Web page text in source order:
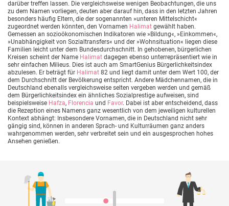
darüber treffen lassen. Die vergleichsweise wenigen Beobachtungen, die uns
zu dem Namen vorliegen, deuten aber darauf hin, dass in den letzten Jahren
besonders häufig Eltern, die der sogenannten »unteren Mittelschicht«
zugeordnet werden könnten, den Vornamen Halimat gewählt haben.
Gemessen an sozioökonomischen Indikatoren wie »Bildung«, »Einkommen«,
»Unabhängigkeit von Sozialtransfers« und der »Wohnsituation« liegen diese
Familien leicht unter dem Bundesdurchschnitt. In gehobenen, bürgerlichen
Kreisen scheint der Name Halimat dagegen ebenso unterrepräsentiert wie in
sehr einfachen Milieus. Dies ist auch am SmartGenius Bürgerlichkeitsindex
abzulesen. Er beträgt für Halimat 82 und liegt damit unter dem Wert 100, der
dem Durchschnitt der Bevölkerung entspricht. Andere Mädchennamen, die in
Deutschland ebenalls vergleichsweise selten vergeben werden und gemäß
dem Bürgerlichkeitsindex ein ähnliches Sozialprestige aufweisen, sind
beispielsweise Hafza, Florencia und Favor. Dabei ist aber entscheidend, dass
die Rezeption eines Namens ganz wesentlich von dem jeweiligen kulturellen
Kontext abhängt: Insbesondere Vornamen, die in Deutschland nicht sehr
gängig sind, können in anderen Sprach- und Kulturräumen ganz anders
wahrgenommen werden, sehr verbreitet sein und ein ausgesprochen hohes
Ansehen genießen.